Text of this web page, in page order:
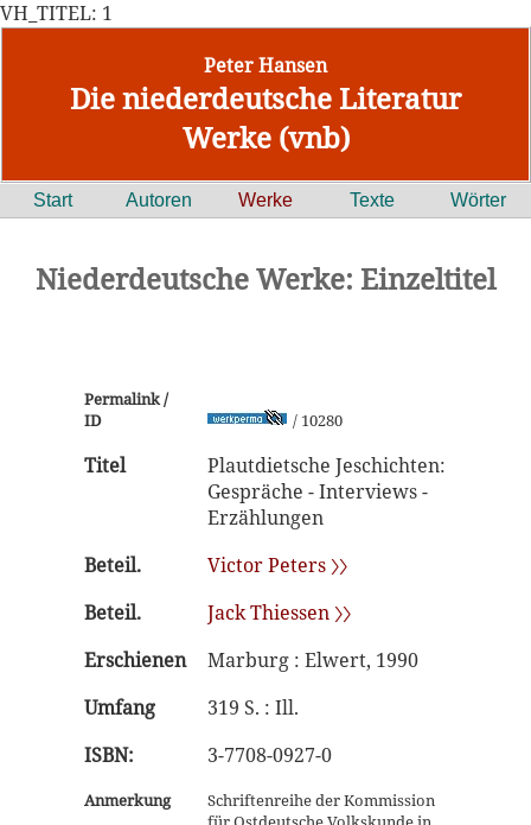
VH_TITEL: 1
Peter Hansen
Die niederdeutsche Literatur
Werke (vnb)
Start Autoren Werke Texte Wörter
Niederdeutsche Werke: Einzeltitel
Permalink /
ID
/ 10280
Titel
Plautdietsche Jeschichten:
Gespräche - Interviews -
Erzählungen
Beteil.
Victor Peters 〉〉
Beteil.
Jack Thiessen 〉〉
Erschienen
Marburg : Elwert, 1990
Umfang
319 S. : Ill.
ISBN:
3-7708-0927-0
Anmerkung
Schriftenreihe der Kommission